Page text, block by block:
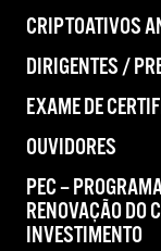
CRIPTOATIVOS
DIRIGENTES /
EXAME DE
OUVIDORES
PEC –
RENOVAÇÃO DO
INVESTIMENTO